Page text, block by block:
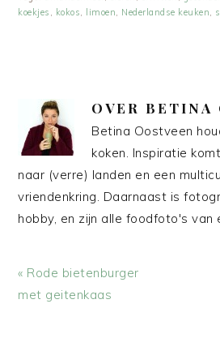
koekjes
kokos limoen Nederlandse keuken
OVER BETINA
Betina Oostveen
koken. Inspiratie
naar (verre) landen en een
vriendenkring. Daarnaast is
hobby, en zijn alle foodfoto's van
Vorig
bericht:
« Rode bietenburger
met geitenkaas